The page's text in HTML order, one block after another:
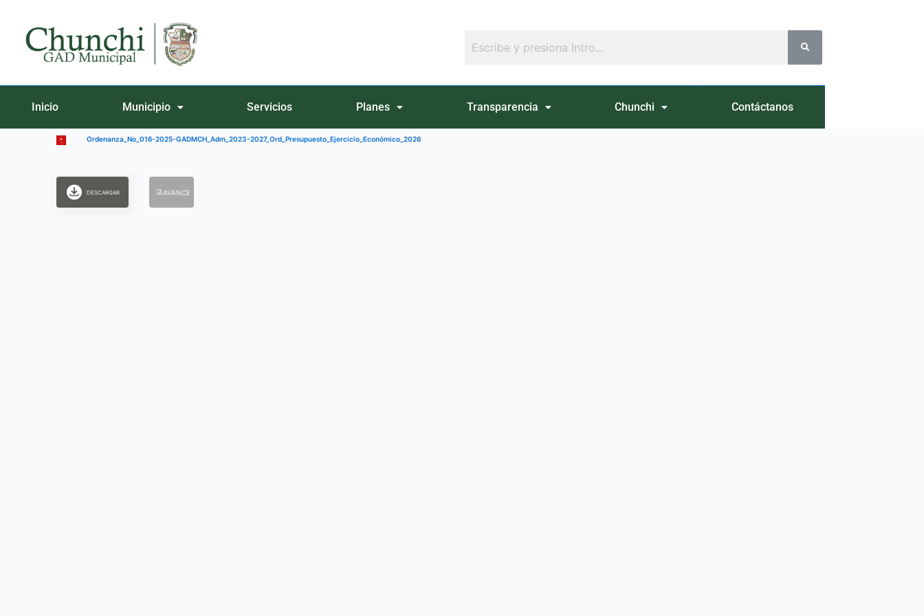
contenido
Inicio Municipio Servicios Planes Transparencia Chunchi Contáctanos
Ordenanza_No_016-2025-GADMCH_Adm_2023-2027_Ord_Presupuesto_Ejercicio_Económico_2026
DESCARGAR AVANCE